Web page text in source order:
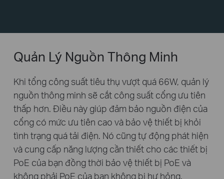
Quản Lý Nguồn Thông Minh
Khi tổng công suất tiêu thụ vượt quá 66W, quản lý
nguồn thông minh sẽ cắt công suất cổng ưu tiên
thấp hơn. Điều này giúp đảm bảo nguồn điện của
cổng có mức ưu tiên cao và bảo vệ thiết bị khỏi
tình trạng quá tải điện. Nó cũng tự động phát hiện
và cung cấp năng lượng cần thiết cho các thiết bị
PoE của bạn đồng thời bảo vệ thiết bị PoE và
không phải PoE của bạn không bị hư hỏng.